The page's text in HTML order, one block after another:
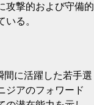
攻撃的および守備的
る。
間に活躍した若手選
ジアのフォワード